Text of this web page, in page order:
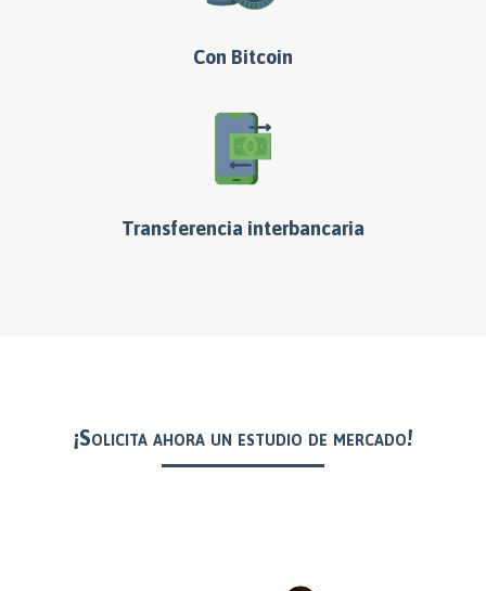
Con Bitcoin
Transferencia interbancaria
¡Solicita ahora un estudio de mercado!